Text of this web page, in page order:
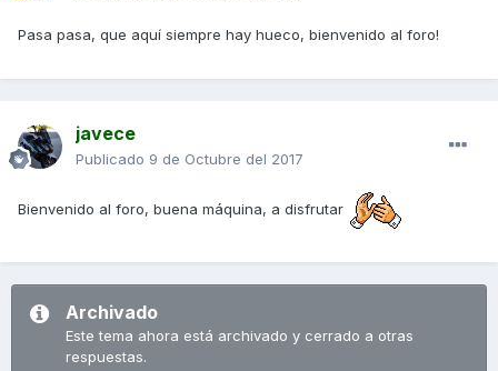
Pasa pasa, que aquí siempre hay hueco, bienvenido al foro!
javece
Publicado 9 de Octubre del 2017
Bienvenido al foro, buena máquina, a disfrutar
Archivado
Este tema ahora está archivado y cerrado a otras
respuestas.